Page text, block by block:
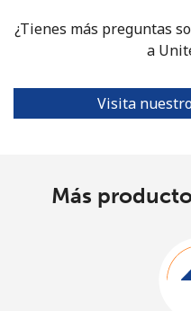
¿Tienes más preguntas
a
Visita
Más